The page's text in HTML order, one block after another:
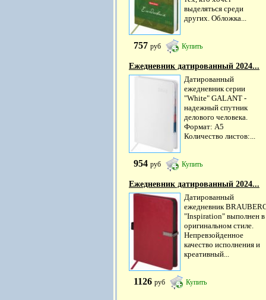
выделяться среди
других. Обложка...
757 руб Купить
Ежедневник датированный 2024...
Датированный
ежедневник серии
"White" GALANT -
надежный спутник
делового человека.
Формат: А5
Количество листов:...
954 руб Купить
Ежедневник датированный 2024...
Датированный
ежедневник
"Inspiration" выполнен в
оригинальном стиле.
Непревзойденное
качество исполнения и
креативный...
1126 руб Купить